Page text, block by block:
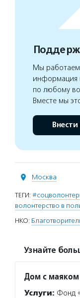
Мы
информация
по любому
Вместе мы
Внести
Москва
ТЕГИ:
волонтерство в
НКО:
Узнайте
Дом с маяком
Услуги: Фонд